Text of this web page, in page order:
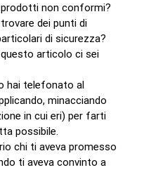
non conformi?
dei punti di
di sicurezza?
articolo ci sei
hai telefonato al
minacciando
in cui eri) per farti
possibile.
chi ti aveva promesso
ti aveva convinto a